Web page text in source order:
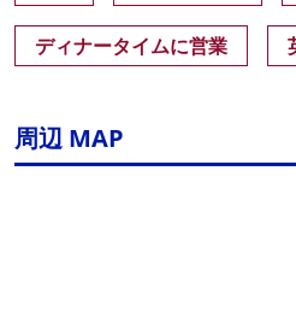
ディナータイムに営業
周辺 MAP